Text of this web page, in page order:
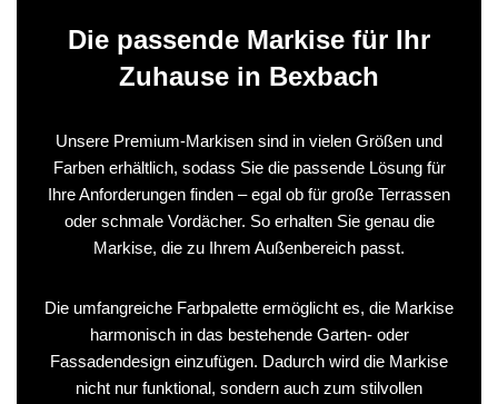
Die passende Markise für Ihr
Zuhause in Bexbach
Unsere Premium-Markisen sind in vielen Größen und
Farben erhältlich, sodass Sie die passende Lösung für
Ihre Anforderungen finden – egal ob für große Terrassen
oder schmale Vordächer. So erhalten Sie genau die
Markise, die zu Ihrem Außenbereich passt.
Die umfangreiche Farbpalette ermöglicht es, die Markise
harmonisch in das bestehende Garten- oder
Fassadendesign einzufügen. Dadurch wird die Markise
nicht nur funktional, sondern auch zum stilvollen